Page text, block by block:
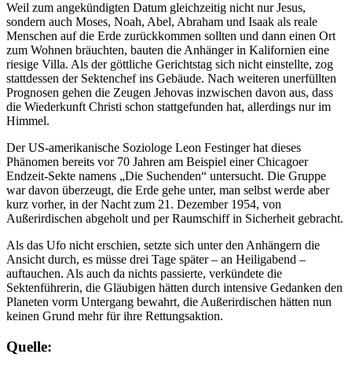
Weil zum angekündigten Datum gleichzeitig nicht nur Jesus,
sondern auch Moses, Noah, Abel, Abraham und Isaak als reale
Menschen auf die Erde zurückkommen sollten und dann einen Ort
zum Wohnen bräuchten, bauten die Anhänger in Kalifornien eine
riesige Villa. Als der göttliche Gerichtstag sich nicht einstellte, zog
stattdessen der Sektenchef ins Gebäude. Nach weiteren unerfüllten
Prognosen gehen die Zeugen Jehovas inzwischen davon aus, dass
die Wiederkunft Christi schon stattgefunden hat, allerdings nur im
Himmel.
Der US-amerikanische Soziologe Leon Festinger hat dieses
Phänomen bereits vor 70 Jahren am Beispiel einer Chicagoer
Endzeit-Sekte namens „Die Suchenden“ untersucht. Die Gruppe
war davon überzeugt, die Erde gehe unter, man selbst werde aber
kurz vorher, in der Nacht zum 21. Dezember 1954, von
Außerirdischen abgeholt und per Raumschiff in Sicherheit gebracht.
Als das Ufo nicht erschien, setzte sich unter den Anhängern die
Ansicht durch, es müsse drei Tage später – an Heiligabend –
auftauchen. Als auch da nichts passierte, verkündete die
Sektenführerin, die Gläubigen hätten durch intensive Gedanken den
Planeten vorm Untergang bewahrt, die Außerirdischen hätten nun
keinen Grund mehr für ihre Rettungsaktion.
Quelle: